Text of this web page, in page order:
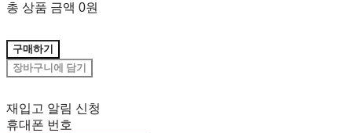
총 상품 금액 0원
구매하기
장바구니에 담기
재입고 알림 신청
휴대폰 번호